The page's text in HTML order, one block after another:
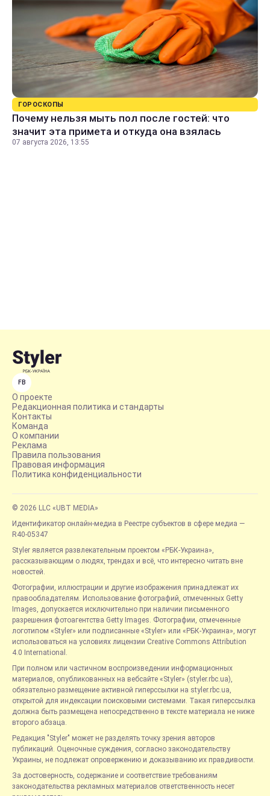
ГОРОСКОПЫ
Почему нельзя мыть пол после гостей: что
значит эта примета и откуда она взялась
07 августа 2026, 13:55
FB
О проекте
Редакционная политика и стандарты
Контакты
Команда
О компании
Реклама
Правила пользования
Правовая информация
Политика конфиденциальности
© 2026 LLC «UBT MEDIA»
Идентификатор онлайн-медиа в Реестре субъектов в сфере медиа —
R40-05347
Styler является развлекательным проектом «РБК-Украина»,
рассказывающим о людях, трендах и всё, что интересно читать вне
новостей.
Фотографии, иллюстрации и другие изображения принадлежат их
правообладателям. Использование фотографий, отмеченных Getty
Images, допускается исключительно при наличии письменного
разрешения фотоагентства Getty Images. Фотографии, отмеченные
логотипом «Styler» или подписанные «Styler» или «РБК-Украина», могут
использоваться на условиях лицензии Creative Commons Attribution
4.0 International.
При полном или частичном воспроизведении информационных
материалов, опубликованных на вебсайте «Styler» (styler.rbc.ua),
обязательно размещение активной гиперссылки на styler.rbc.ua,
открытой для индексации поисковыми системами. Такая гиперссылка
должна быть размещена непосредственно в тексте материала не ниже
второго абзаца.
Редакция "Styler" может не разделять точку зрения авторов
публикаций. Оценочные суждения, согласно законодательству
Украины, не подлежат опровержению и доказыванию их правдивости.
За достоверность, содержание и соответствие требованиям
законодательства рекламных материалов ответственность несет